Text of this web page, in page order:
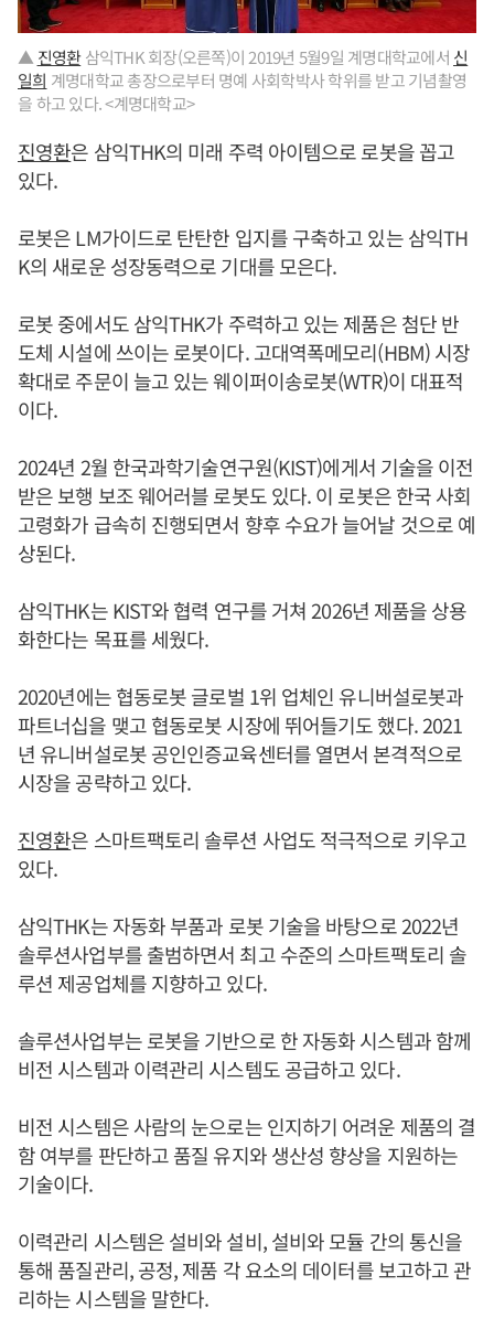
▲ 진영환삼익THK 회장(오른쪽)이 2019년 5월9일 계명대학교에서 신
일희 계명대학교 총장으로부터 명예 사회학박사 학위를 받고 기념촬영
을 하고 있다. <계명대학교>
진영환은 삼익THK의 미래 주력 아이템으로 로봇을 꼽고
있다.
로봇은 LM가이드로 탄탄한 입지를 구축하고 있는 삼익TH
K의 새로운 성장동력으로 기대를 모은다.
로봇 중에서도 삼익THK가 주력하고 있는 제품은 첨단 반
도체 시설에 쓰이는 로봇이다. 고대역폭메모리(HBM) 시장
확대로 주문이 늘고 있는 웨이퍼이송로봇(WTR)이 대표적
이다.
2024년 2월 한국과학기술연구원(KIST)에게서 기술을 이전
받은 보행 보조 웨어러블 로봇도 있다. 이 로봇은 한국 사회
고령화가 급속히 진행되면서 향후 수요가 늘어날 것으로 예
상된다.
삼익THK는 KIST와 협력 연구를 거쳐 2026년 제품을 상용
화한다는 목표를 세웠다.
2020년에는 협동로봇 글로벌 1위 업체인 유니버설로봇과
파트너십을 맺고 협동로봇 시장에 뛰어들기도 했다. 2021
년 유니버설로봇 공인인증교육센터를 열면서 본격적으로
시장을 공략하고 있다.
진영환은 스마트팩토리 솔루션 사업도 적극적으로 키우고
있다.
삼익THK는 자동화 부품과 로봇 기술을 바탕으로 2022년
솔루션사업부를 출범하면서 최고 수준의 스마트팩토리 솔
루션 제공업체를 지향하고 있다.
솔루션사업부는 로봇을 기반으로 한 자동화 시스템과 함께
비전 시스템과 이력관리 시스템도 공급하고 있다.
비전 시스템은 사람의 눈으로는 인지하기 어려운 제품의 결
함 여부를 판단하고 품질 유지와 생산성 향상을 지원하는
기술이다.
이력관리 시스템은 설비와 설비, 설비와 모듈 간의 통신을
통해 품질관리, 공정, 제품 각 요소의 데이터를 보고하고 관
리하는 시스템을 말한다.